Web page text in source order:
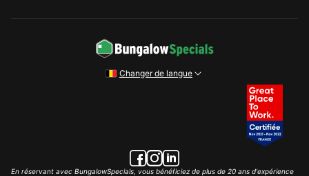
Changer de langue
En réservant avec BungalowSpecials, vous bénéficiez de plus de 20 ans d'expérience